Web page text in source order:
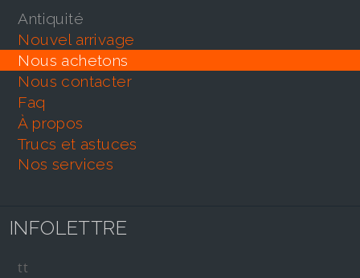
antiquité
nouvel arrivage
nous achetons
nous contacter
faq
À propos
trucs et astuces
nos services
INFOLETTRE
tt